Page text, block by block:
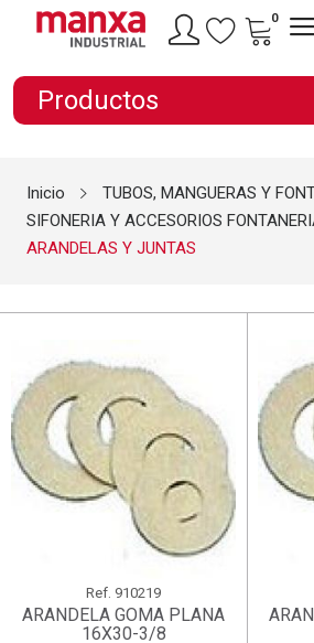
0
Productos
Inicio
TUBOS, MANGUERAS Y
SIFONERIA Y ACCESORIOS
ARANDELAS Y JUNTAS
Ref. 910219
ARANDELA GOMA PLANA
16X30-3/8